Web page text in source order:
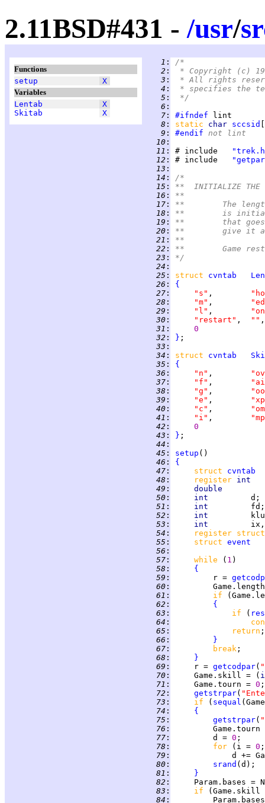
2.11BSD#431 -/usr/
Functions
setup
X
Variables
Lentab
X
Skitab
X
   1
:
/*
   2
:
* Copyright (c)
   3
:
* All rights
   4
:
* specifies the
   5
:
*/
   6
:
   7
: #ifndef
   8
: static char sccsid
   9
: #endif not lint
  10
:
  11
: # include
  12
: # include
  13
:
  14
:
/*
  15
:
**  INITIALIZE THE
  16
:
**
  17
:
**	The
  18
:
**	is
  19
:
**	that
  20
:
**	give it
  21
:
**
  22
:
**	Game
  23
:
*/
  24
:
  25
: struct cvntab
  26
:
{
  27
: "s" ,
  28
: "m" ,
  29
: "l" ,
  30
: "restart" , ""
  31
:
0
  32
: }
  33
:
  34
: struct cvntab
  35
:
{
  36
: "n" ,
  37
: "f" ,
  38
: "g" ,
  39
: "e" ,
  40
: "c" ,
  41
: "i" ,
  42
:
0
  43
: }
  44
:
  45
: setup
  46
:
{
  47
: struct cvntab
  48
: register
  49
:
  50
: int
  51
:
int
  52
:
int
  53
:
int
  54
:
register
  55
: struct event
  56
:
  57
: while ( 1
  58
:
{
  59
:
         r =
  60
:
  61
: if
  62
:
{
  63
: if (
  64
:
  65
:
return
  66
:
}
  67
: break
  68
:
}
  69
:
     r =
getcodpar(
  70
:
     Game.skill = (
  71
:
     Game.tourn =
0
  72
: getstrpar(
  73
: if ( sequal
  74
:
{
  75
: getstrpar(
  76
:
  77
:
         d =
0
  78
: for (i = 0
  79
:
  80
: srand
  81
:
}
  82
:
Param.bases =
  83
: if
  84
: